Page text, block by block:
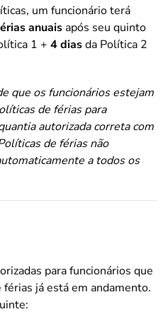
um funcionário terá
anuaisapós seu quinto
1 + 4 diasda Política 2
que os funcionários estejam
de férias para
autorizada correta com
de férias não
a todos os
para funcionários que
já está em andamento.